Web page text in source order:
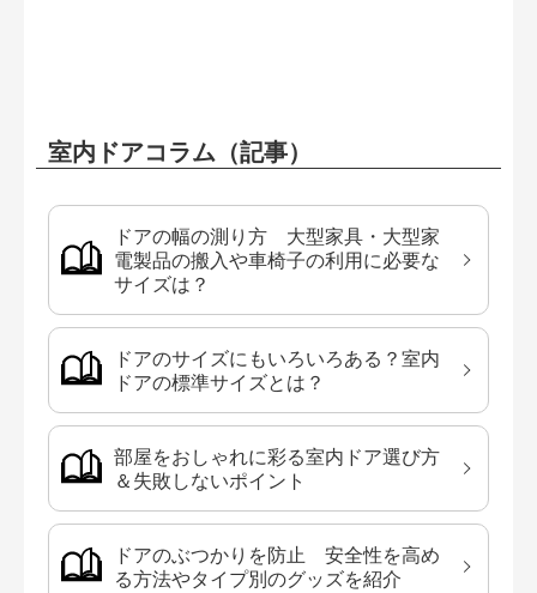
室内ドアコラム（記事）
ドアの幅の測り方 大型家具・大型家
電製品の搬入や車椅子の利用に必要な
サイズは？
ドアのサイズにもいろいろある？室内
ドアの標準サイズとは？
部屋をおしゃれに彩る室内ドア選び方
＆失敗しないポイント
ドアのぶつかりを防止 安全性を高め
る方法やタイプ別のグッズを紹介